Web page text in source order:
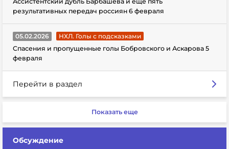
результативных передач россиян 6 февраля
05.02.2026
НХЛ. Голы с подсказками
Спасения и пропущенные голы Бобровского и Аскарова 5
февраля
Перейти в раздел
Показать еще
Обсуждение